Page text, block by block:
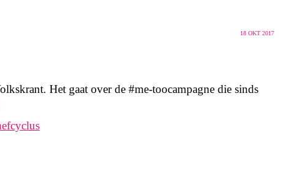
18 OKT 2017
Het gaat over de #me-toocampagne die sinds